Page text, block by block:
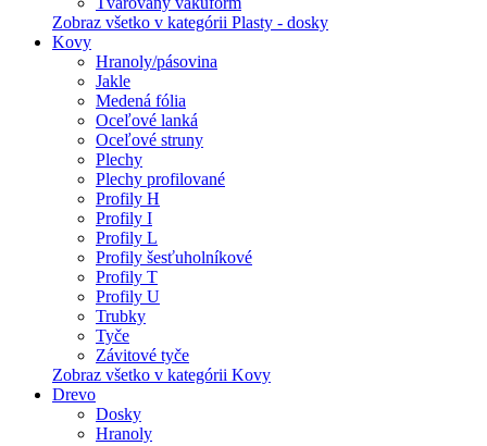
Zobraz všetko v kategórii Plasty - dosky
Kovy
Hranoly/pásovina
Jakle
Medená fólia
Oceľové lanká
Oceľové struny
Plechy
Plechy profilované
Profily H
Profily I
Profily L
Profily šesťuholníkové
Profily T
Profily U
Trubky
Tyče
Závitové tyče
Zobraz všetko v kategórii Kovy
Drevo
Dosky
Hranoly